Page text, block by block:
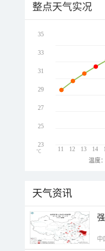
整点天气实况
11 12 13 14
35
33
31
29
27
25
23
℃
温度
天气资讯
中